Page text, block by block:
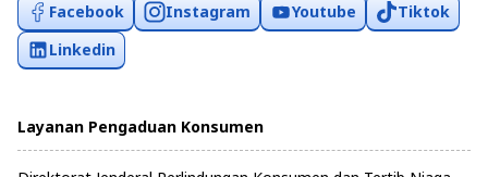
Facebook Instagram Youtube
Tiktok
Linkedin
Layanan Pengaduan Konsumen